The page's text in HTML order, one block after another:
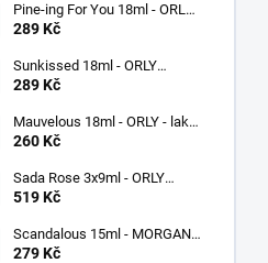
Pine-ing For You 18ml - ORLY
BREATHABLE - ošetřující
289 Kč
Sunkissed 18ml - ORLY
BREATHABLE - ošetřující
289 Kč
Mauvelous 18ml - ORLY - lak
na nehty
260 Kč
Sada Rose 3x9ml - ORLY
FRENCH MANICURE - sada
519 Kč
Scandalous 15ml - MORGAN
TAYLOR - lak na nehty
279 Kč